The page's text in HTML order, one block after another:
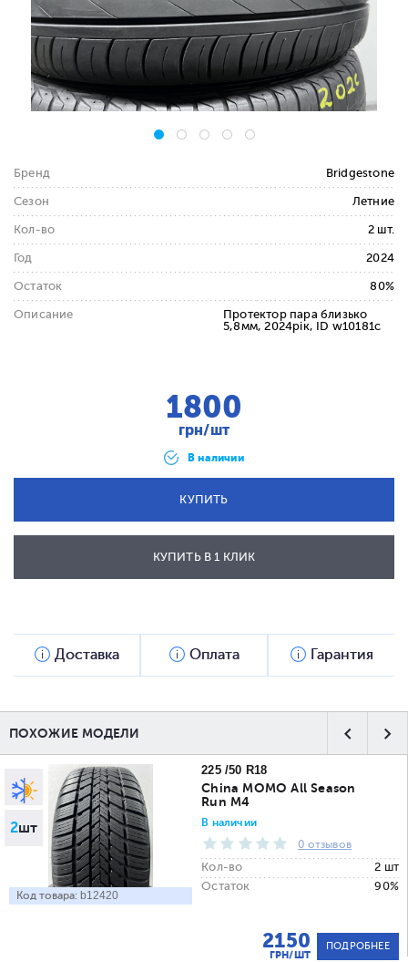
Бренд Bridgestone
Сезон Летние
Кол-во 2 шт.
Год 2024
Остаток 80%
Описание
Протектор пара близько
5,8мм, 2024рік, ID w10181c
1800
грн/шт
В наличии
КУПИТЬ
ОТПРАВИТЬ
КУПИТЬ В 1 КЛИК
Доставка Оплата Гарантия
ПОХОЖИЕ МОДЕЛИ
2шт
Код товара: b12420
225 /50 R18
China MOMO All Season
Run M4
В наличии
0 отзывов
Кол-во
2 шт
Остаток
90%
2150
ГРН/ШТ
ПОДРОБНЕЕ